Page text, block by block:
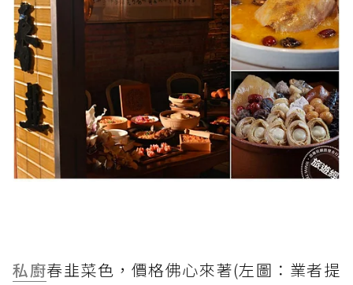
私廚春韭菜色，價格佛心來著(左圖：業者提